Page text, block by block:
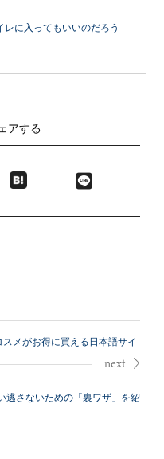
レに入ってもいいのだろう
アする
メがお得に買える日本語サイ
逃さないための「裏ワザ」を紹